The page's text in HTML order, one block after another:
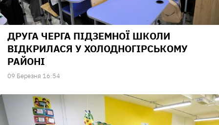
ДРУГА ЧЕРГА ПІДЗЕМНОЇ ШКОЛИ
ВІДКРИЛАСЯ У ХОЛОДНОГІРСЬКОМУ
РАЙОНІ
09 Березня 16:54